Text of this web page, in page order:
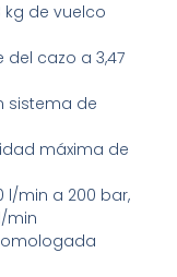
kg de vuelco
del cazo a 3,47
sistema de
máxima de
l/min a 200 bar,
min